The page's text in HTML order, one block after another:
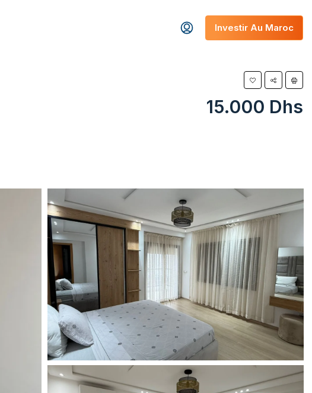
Investir Au Maroc
15.000 Dhs